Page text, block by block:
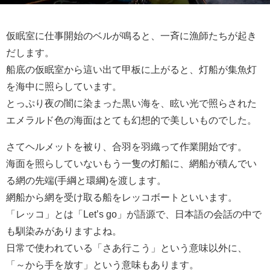
仮眠室に仕事開始のベルが鳴ると、一斉に漁師たちが起き
だします。
船底の仮眠室から這い出て甲板に上がると、灯船が集魚灯
を海中に照らしています。
とっぷり夜の闇に染まった黒い海を、眩い光で照らされた
エメラルド色の海面はとても幻想的で美しいものでした。
さてヘルメットを被り、合羽を羽織って作業開始です。
海面を照らしていないもう一隻の灯船に、網船が積んでい
る網の先端(手綱と環綱)を渡します。
網船から網を受け取る船をレッコボートといいます。
「レッコ」とは「Let’s go」が語源で、日本語の会話の中で
も馴染みがありますよね。
日常で使われている「さあ行こう」という意味以外に、
「～から手を放す」という意味もあります。